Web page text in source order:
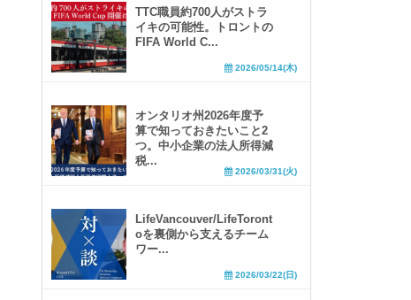
TTC職員約700人がストラ
イキの可能性。トロントの
FIFA World C...
2026/05/14(木)
オンタリオ州2026年度予
算で知っておきたいこと2
つ。中小企業の法人所得減
税...
2026/03/31(火)
LifeVancouver/LifeToront
oを裏側から支えるチーム
ワー...
2026/03/22(日)